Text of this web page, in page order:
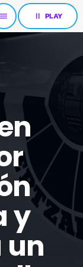
menu pause PLAY
y
un